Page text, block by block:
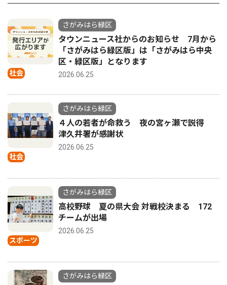
社会
さがみはら緑区
タウンニュース社からのお知らせ 7月から
「さがみはら緑区版」は「さがみはら中央
区・緑区版」となります
2026.06.25
社会
さがみはら緑区
４人の若者が命救う 夜の宮ヶ瀬で説得
津久井署が感謝状
2026.06.25
スポーツ
さがみはら緑区
高校野球 夏の県大会 対戦校決まる 172
チームが出場
2026.06.25
さがみはら緑区